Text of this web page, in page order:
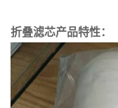
折叠滤芯产品特性：